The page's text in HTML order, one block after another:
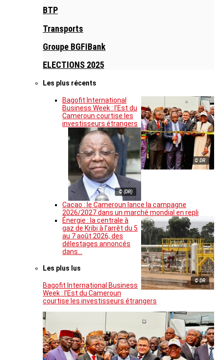
BTP
Transports
Groupe BGFIBank
ELECTIONS 2025
Les plus récents
© DR
Bagofit International
Business Week : l’Est du
Cameroun courtise les
investisseurs étrangers
© (DR)
Cacao : le Cameroun lance la campagne
2026/2027 dans un marché mondial en repli
© DR
Énergie : la centrale à
gaz de Kribi à l’arrêt du 5
au 7 août 2026, des
délestages annoncés
dans…
Les plus lus
Bagofit International Business
Week : l’Est du Cameroun
courtise les investisseurs étrangers